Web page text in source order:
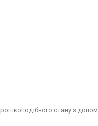
стану з